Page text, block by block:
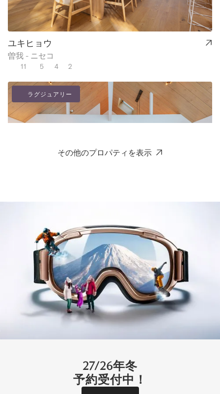
ユキヒョウ
曽我 - ニセコ
11 5 4 2
ラグジュアリー
コア ヴィラ
東山 - ニセコ
3 2 2
ラグジュアリー
その他のプロパティを表示
27/26年冬
予約受付中！